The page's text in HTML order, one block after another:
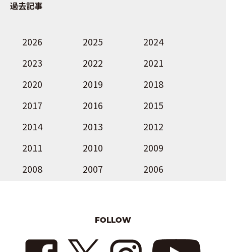
過去記事
2026 2025
2024
2023
2022
2021
2020
2019
2018
2017
2016
2015
2014
2013
2012
2011
2010
2009
2008
2007 2006
FOLLOW